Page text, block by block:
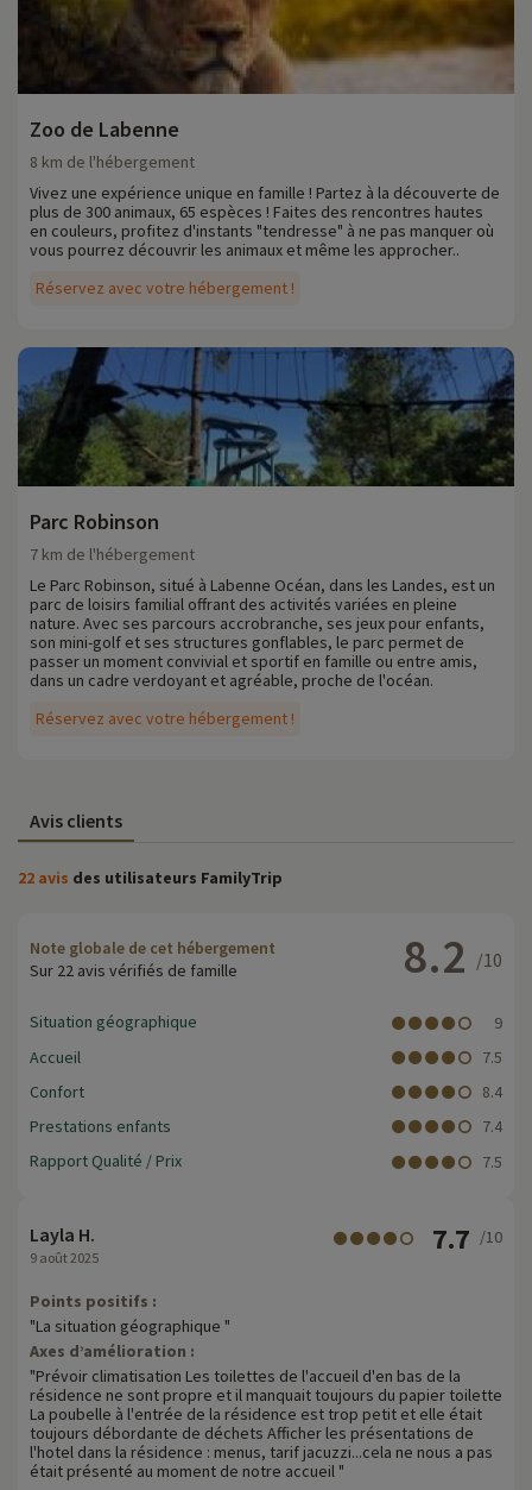
Zoo de Labenne
Réservez avec votre hébergement !
8 km de l'hébergement
Vivez une expérience unique en famille ! Partez à la découverte de
plus de 300 animaux, 65 espèces ! Faites des rencontres hautes
en couleurs, profitez d'instants "tendresse" à ne pas manquer où
vous pourrez découvrir les animaux et même les approcher..
Parc Robinson
Réservez avec votre hébergement !
7 km de l'hébergement
Le Parc Robinson, situé à Labenne Océan, dans les Landes, est un
parc de loisirs familial offrant des activités variées en pleine
nature. Avec ses parcours accrobranche, ses jeux pour enfants,
son mini-golf et ses structures gonflables, le parc permet de
passer un moment convivial et sportif en famille ou entre amis,
dans un cadre verdoyant et agréable, proche de l'océan.
Avis clients
22 avis des utilisateurs FamilyTrip
Note globale de cet hébergement
Sur 22 avis vérifiés de famille
8.2 /10
Situation géographique
9
Accueil
7.5
Confort
8.4
Prestations enfants
7.4
Rapport Qualité / Prix
7.5
Layla H.
9 août 2025
7.7 /10
Points positifs :
"La situation géographique "
Axes d’amélioration :
"Prévoir climatisation Les toilettes de l'accueil d'en bas de la
résidence ne sont propre et il manquait toujours du papier toilette
La poubelle à l'entrée de la résidence est trop petit et elle était
toujours débordante de déchets Afficher les présentations de
l'hotel dans la résidence : menus, tarif jacuzzi...cela ne nous a pas
était présenté au moment de notre accueil "